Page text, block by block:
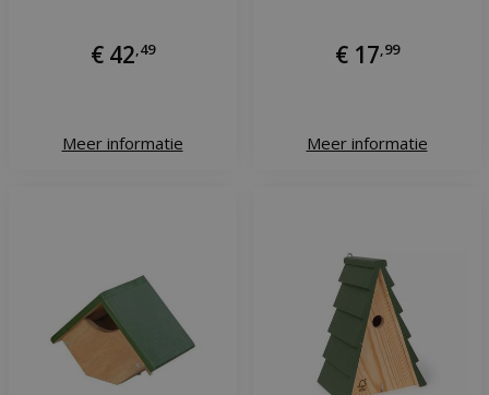
€ 42 49
Meer informatie
€ 17 99
Meer informatie